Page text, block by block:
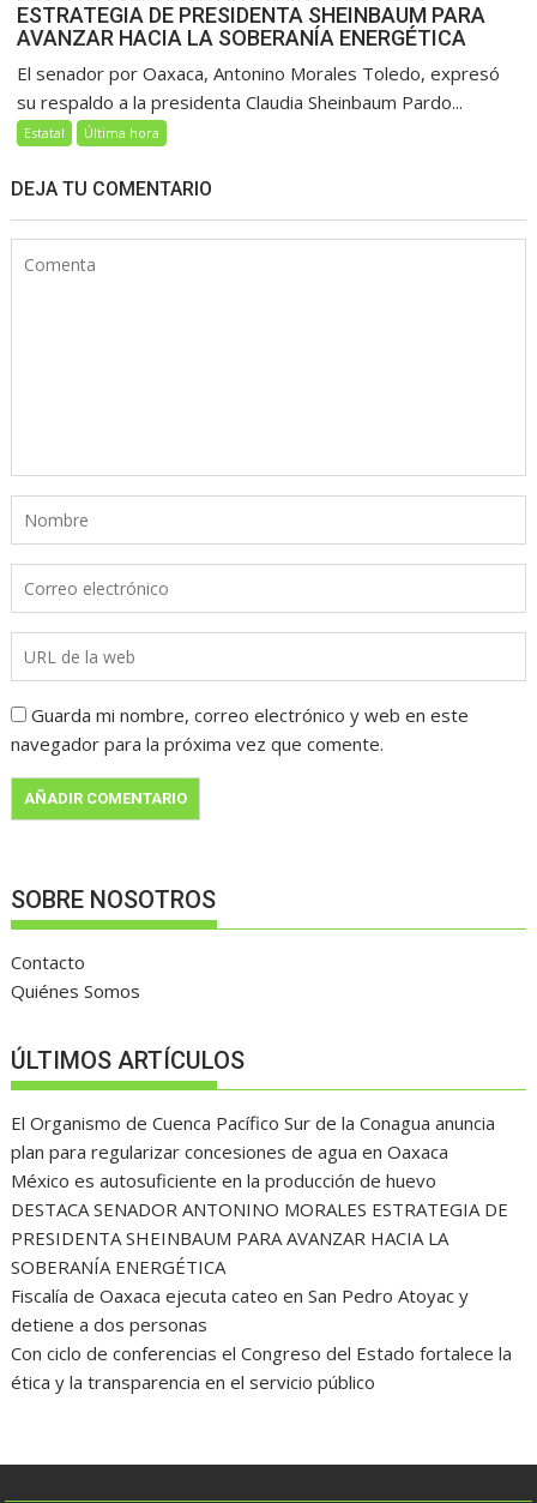
ESTRATEGIA DE PRESIDENTA SHEINBAUM PARA
AVANZAR HACIA LA SOBERANÍA ENERGÉTICA
El senador por Oaxaca, Antonino Morales Toledo, expresó
su respaldo a la presidenta Claudia Sheinbaum Pardo...
Estatal Última hora
DEJA TU COMENTARIO
Guarda mi nombre, correo electrónico y web en este
navegador para la próxima vez que comente.
SOBRE NOSOTROS
Contacto
Quiénes Somos
ÚLTIMOS ARTÍCULOS
El Organismo de Cuenca Pacífico Sur de la Conagua anuncia
plan para regularizar concesiones de agua en Oaxaca
México es autosuficiente en la producción de huevo
DESTACA SENADOR ANTONINO MORALES ESTRATEGIA DE
PRESIDENTA SHEINBAUM PARA AVANZAR HACIA LA
SOBERANÍA ENERGÉTICA
Fiscalía de Oaxaca ejecuta cateo en San Pedro Atoyac y
detiene a dos personas
Con ciclo de conferencias el Congreso del Estado fortalece la
ética y la transparencia en el servicio público